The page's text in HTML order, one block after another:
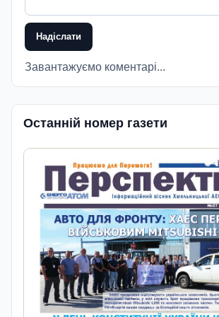
Надіслати
Завантажуємо коментарі...
Останній номер газети